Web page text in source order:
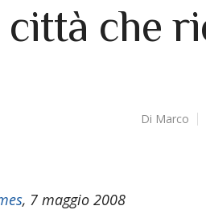
città che
Di Marco
, 7 maggio 2008